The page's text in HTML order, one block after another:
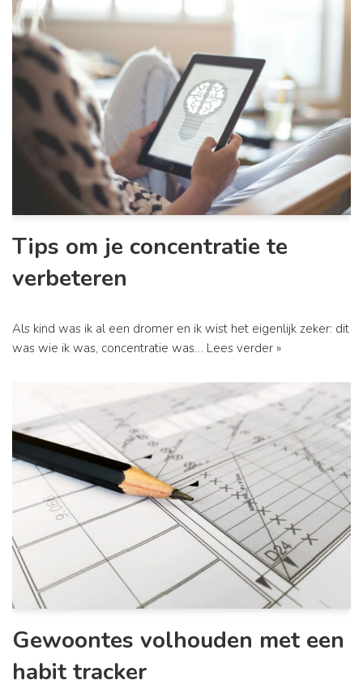
Tips om je concentratie te
verbeteren
Als kind was ik al een dromer en ik wist het eigenlijk zeker: dit
was wie ik was, concentratie was… Lees verder »
Gewoontes volhouden met een
habit tracker